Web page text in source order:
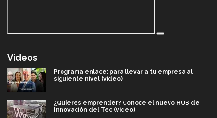
Videos
Programa enlace: para llevar a tu empresa al
siguiente nivel (video)
¿Quieres emprender? Conoce el nuevo HUB de
Innovación del Tec (video)